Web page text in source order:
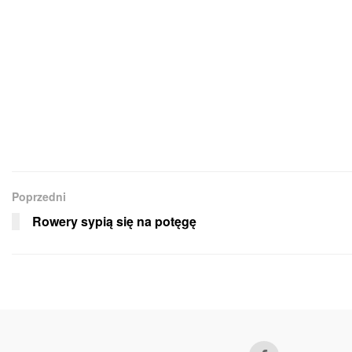
Poprzedni
Rowery sypią się na potęgę